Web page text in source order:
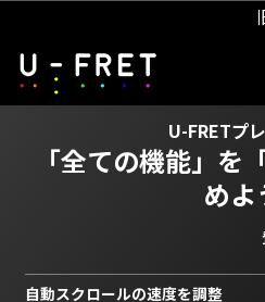
U-FRETプ
「全ての機能」を
めよ
自動スクロールの速度を調整